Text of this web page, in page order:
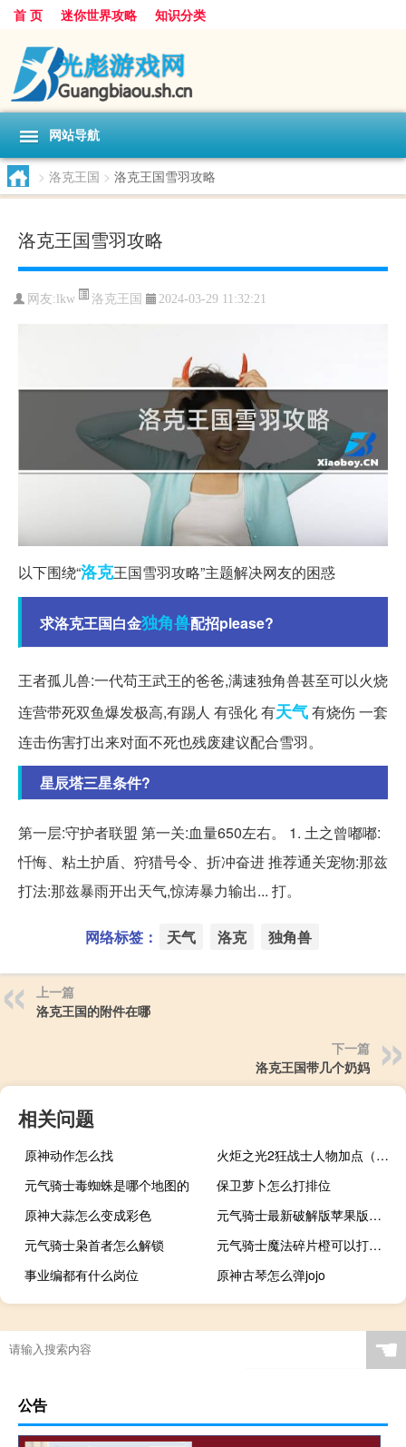
首 页 迷你世界攻略 知识分类
网站导航
> 洛克王国 > 洛克王国雪羽攻略
洛克王国雪羽攻略
网友: lkw 洛克王国 2024-03-29 11:32:21
以下围绕“洛克王国雪羽攻略”主题解决网友的困惑
求洛克王国白金独角兽配招please?
王者孤儿兽:一代苟王武王的爸爸,满速独角兽甚至可以火烧
连营带死双鱼爆发极高,有踢人 有强化 有天气有烧伤 一套
连击伤害打出来对面不死也残废建议配合雪羽。
星辰塔三星条件?
第一层:守护者联盟 第一关:血量650左右。 1. 土之曾嘟嘟:
忏悔、粘土护盾、狩猎号令、折冲奋进 推荐通关宠物:那兹
打法:那兹暴雨开出天气,惊涛暴力输出... 打。
网络标签： 天气 洛克 独角兽
上一篇
洛克王国的附件在哪
下一篇
洛克王国带几个奶妈
相关问题
原神动作怎么找
火炬之光2狂战士人物加点（火炬之光2狂战士技能翻译）
元气骑士毒蜘蛛是哪个地图的
保卫萝卜怎么打排位
原神大蒜怎么变成彩色
元气骑士最新破解版苹果版下载2.7.2
元气骑士枭首者怎么解锁
元气骑士魔法碎片橙可以打造什么武器
事业编都有什么岗位
原神古琴怎么弹jojo
☚
公告